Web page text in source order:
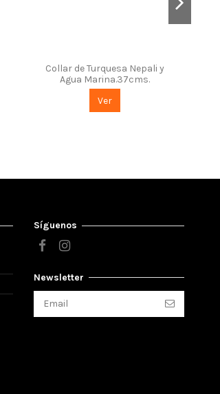
Collar de Turquesa Nepali y
Agua Marina.37cms.
Ver
Síguenos
Newsletter